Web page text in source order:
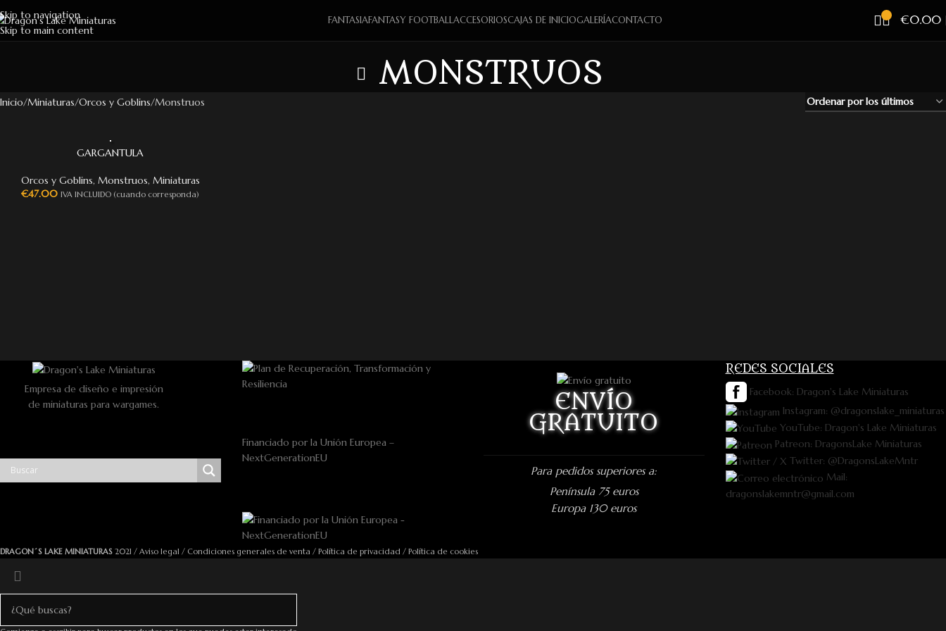
Skip to navigation
Skip to main content
FANTASIAFANTASY FOOTBALLACCESORIOSCAJAS DE INICIOGALERÍACONTACTO €0.00
MONSTRUOS
Inicio Miniaturas Orcos y Goblins Monstruos
GARGANTULA
Orcos y Goblins, Monstruos, Miniaturas
€47.00 IVA INCLUIDO (cuando corresponda)
Empresa de diseño e impresión
de miniaturas para wargames.
Financiado por la Unión Europea –
NextGenerationEU
ENVÍO
GRATUITO
Para pedidos superiores a:
Península 75 euros
Europa 130 euros
REDES SOCIALES
Facebook: Dragon's Lake Miniaturas
Instagram: @dragonslake_miniaturas
YouTube: Dragon's Lake Miniaturas
Patreon: DragonsLake Miniaturas
Twitter: @DragonsLakeMntr
Mail:
dragonslakemntr@gmail.com
DRAGON´S LAKE MINIATURAS 2021 / Aviso legal / Condiciones generales de venta / Política de privacidad / Política de cookies